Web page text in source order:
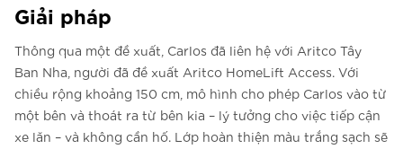
Giải pháp
Thông qua một đề xuất, Carlos đã liên hệ với Aritco Tây
Ban Nha, người đã đề xuất Aritco HomeLift Access. Với
chiều rộng khoảng 150 cm, mô hình cho phép Carlos vào từ
một bên và thoát ra từ bên kia – lý tưởng cho việc tiếp cận
xe lăn – và không cần hố. Lớp hoàn thiện màu trắng sạch sẽ